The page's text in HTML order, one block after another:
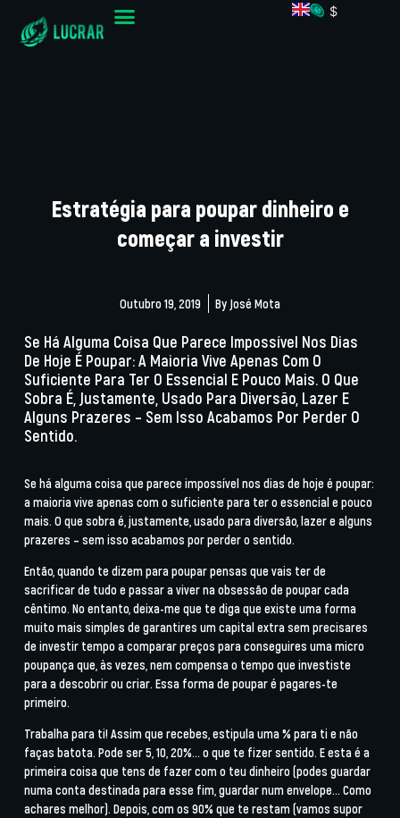
$
Estratégia para poupar dinheiro e
começar a investir
Outubro 19, 2019 By José Mota
Se Há Alguma Coisa Que Parece Impossível Nos Dias
De Hoje É Poupar: A Maioria Vive Apenas Com O
Suficiente Para Ter O Essencial E Pouco Mais. O Que
Sobra É, Justamente, Usado Para Diversão, Lazer E
Alguns Prazeres – Sem Isso Acabamos Por Perder O
Sentido.
Se há alguma coisa que parece impossível nos dias de hoje é poupar:
a maioria vive apenas com o suficiente para ter o essencial e pouco
mais. O que sobra é, justamente, usado para diversão, lazer e alguns
prazeres – sem isso acabamos por perder o sentido.
Então, quando te dizem para poupar pensas que vais ter de
sacrificar de tudo e passar a viver na obsessão de poupar cada
cêntimo. No entanto, deixa-me que te diga que existe uma forma
muito mais simples de garantires um capital extra sem precisares
de investir tempo a comparar preços para conseguires uma micro
poupança que, às vezes, nem compensa o tempo que investiste
para a descobrir ou criar. Essa forma de poupar é pagares-te
primeiro.
Trabalha para ti! Assim que recebes, estipula uma % para ti e não
faças batota. Pode ser 5, 10, 20%… o que te fizer sentido. E esta é a
primeira coisa que tens de fazer com o teu dinheiro (podes guardar
numa conta destinada para esse fim, guardar num envelope… Como
achares melhor). Depois, com os 90% que te restam (vamos supor